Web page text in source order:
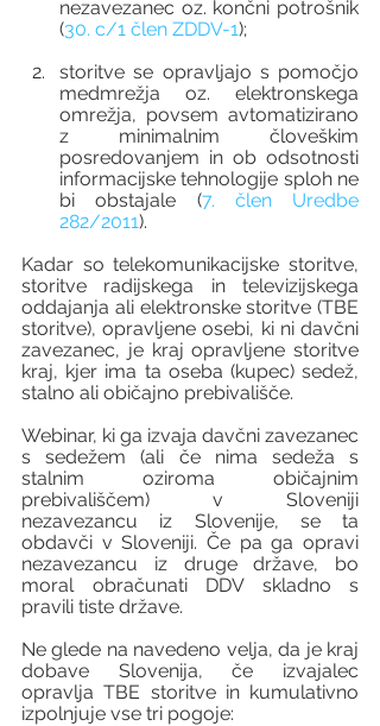
nezavezanec oz. končni potrošnik
(30. c/1 člen ZDDV-1);
storitve se opravljajo s pomočjo
medmrežja oz. elektronskega
omrežja, povsem avtomatizirano
z minimalnim človeškim
posredovanjem in ob odsotnosti
informacijske tehnologije sploh ne
bi obstajale (7. člen Uredbe
282/2011).
Kadar so telekomunikacijske storitve,
storitve radijskega in televizijskega
oddajanja ali elektronske storitve (TBE
storitve), opravljene osebi, ki ni davčni
zavezanec, je kraj opravljene storitve
kraj, kjer ima ta oseba (kupec) sedež,
stalno ali običajno prebivališče.
Webinar, ki ga izvaja davčni zavezanec
s sedežem (ali če nima sedeža s
stalnim oziroma običajnim
prebivališčem) v Sloveniji
nezavezancu iz Slovenije, se ta
obdavči v Sloveniji. Če pa ga opravi
nezavezancu iz druge države, bo
moral obračunati DDV skladno s
pravili tiste države.
Ne glede na navedeno velja, da je kraj
dobave Slovenija, če izvajalec
opravlja TBE storitve in kumulativno
izpolnjuje vse tri pogoje: